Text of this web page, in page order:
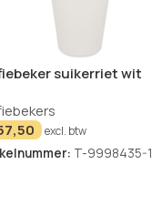
suikerriet wit
excl. btw
T-9998435-1